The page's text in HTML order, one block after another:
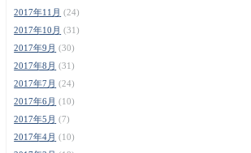
2017年11月 (24)
2017年10月 (31)
2017年9月 (30)
2017年8月 (31)
2017年7月 (24)
2017年6月 (10)
2017年5月 (7)
2017年4月 (10)